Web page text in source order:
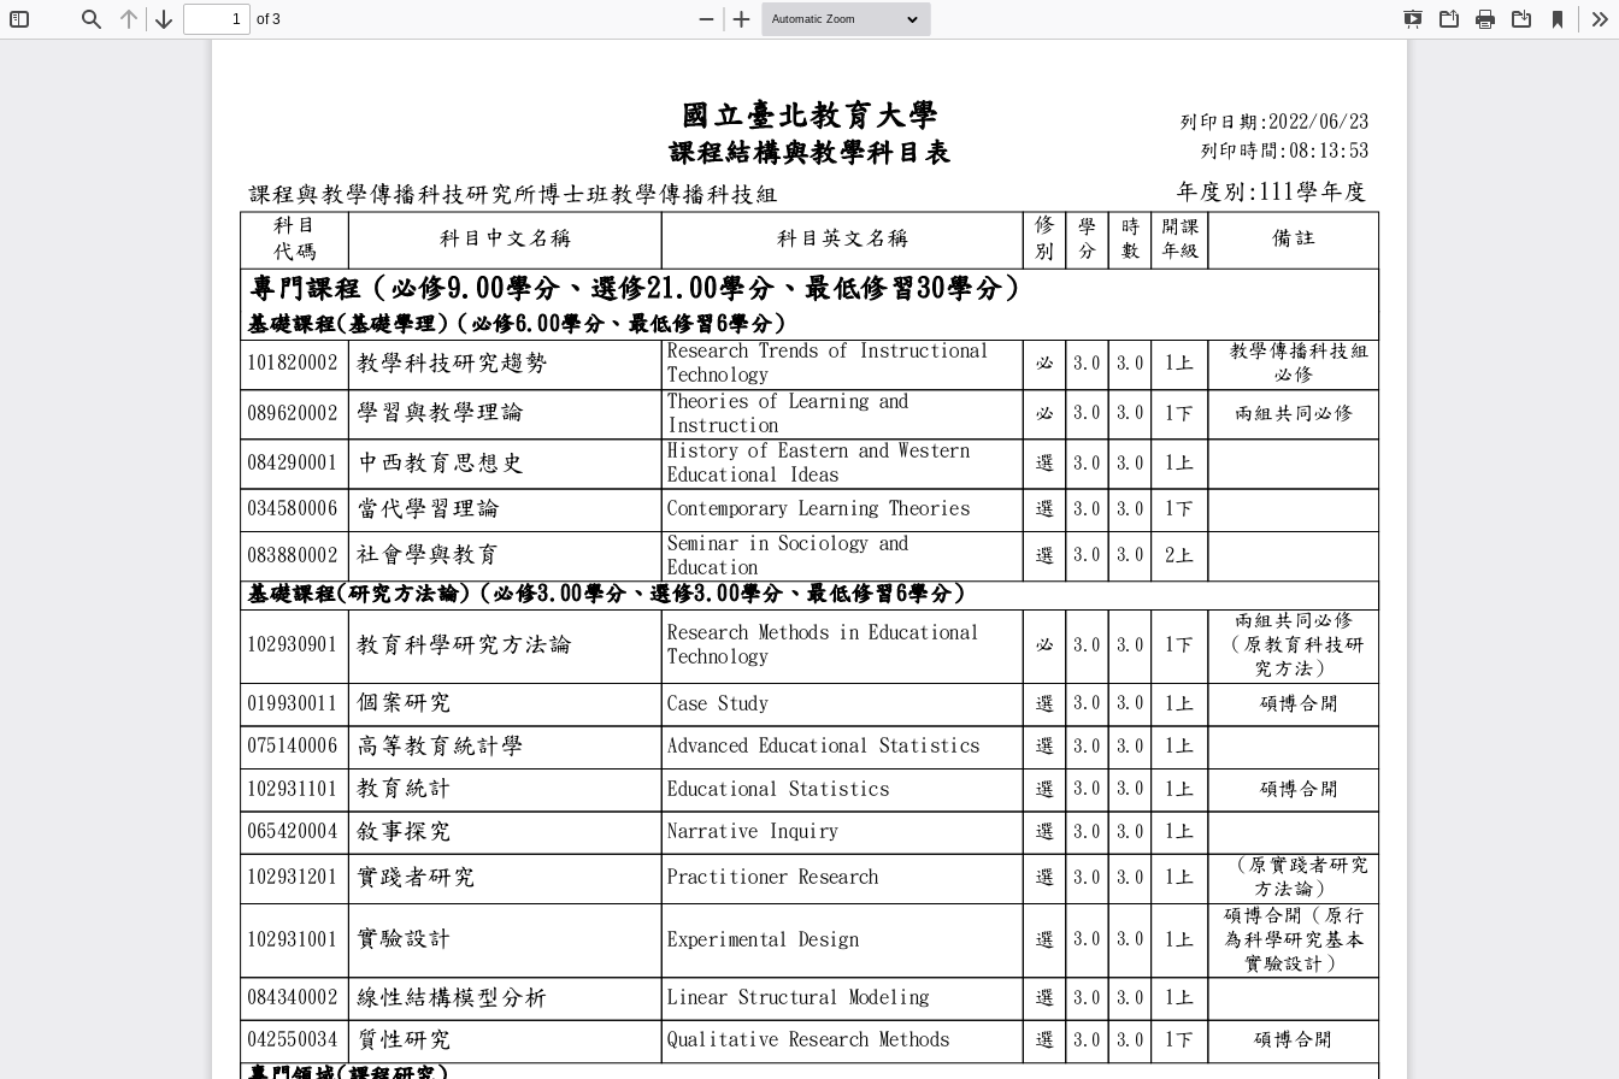
Find Previous
Next
of 3
Presentation
OpenPrint Download
Current
View
Zoom
Zoom
課程結構與教學科目表
國立臺北教育大學
列印日期:2022/06/23
列印時間:08:13:53
年度別:111學年度
課程與教學傳播科技研究所博士班教學傳播科技組
科目
代碼
科目中文名稱 備註
開課
年級
時
數
學
分
修
別
科目英文名稱
專門課程（必修9.00學分、選修21.00學分、最低修習30學分）
基礎課程(基礎學理)（必修6.00學分、最低修習6學分）
101820002教學科技研究趨勢
Research Trends of Instructional
Technology
3.0 1上
 教學傳播科技組
必修
3.0
必
089620002學習與教學理論
Theories of Learning and
Instruction
3.0 1下 兩組共同必修
3.0
必
084290001中西教育思想史
History of Eastern and Western
Educational Ideas
3.0 1上
3.0
選
034580006當代學習理論 Contemporary Learning Theories
3.0 1下
3.0
選
083880002社會學與教育
Seminar in Sociology and
Education
3.0 2上
3.0
選
基礎課程(研究方法論)（必修3.00學分、選修3.00學分、最低修習6學分）
102930901教育科學研究方法論Research Methods in Educational
Technology
3.0 1下
兩組共同必修
（原教育科技研
究方法）
3.0
必
019930011個案研究 Case Study 3.0 1上  碩博合開
3.0
選
075140006高等教育統計學 Advanced Educational Statistics
3.0 1上
3.0
選
102931101教育統計 Educational Statistics 3.0 1上  碩博合開
3.0
選
065420004敘事探究 Narrative Inquiry 3.0 1上
3.0
選
102931201實踐者研究 Practitioner Research 3.0 1上
 （原實踐者研究
方法論）
3.0
選
102931001實驗設計 Experimental Design 3.0 1上
碩博合開（原行
為科學研究基本
實驗設計）
3.0
選
084340002線性結構模型分析 Linear Structural Modeling 3.0 1上
3.0
選
042550034質性研究 Qualitative Research Methods3.0 1下 碩博合開
3.0
選